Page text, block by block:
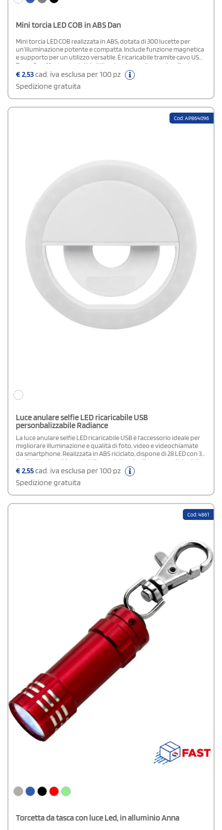
Mini torcia LED COB in ABS Dan
Mini torcia LED COB realizzata in ABS, dotata di 300 lucette per
un’illuminazione potente e compatta. Include funzione magnetica
e supporto per un utilizzo versatile. È ricaricabile tramite cavo USB
Type-C e offre tre modalità di illuminazione: alta, media e flash.
Viene confezionata singolarmente in un sacchetto di carta
€2,53cad. iva esclusa per 100 pz
Spedizione gratuita
Cod: AP864096
Luce anulare selfie LED ricaricabile USB
personbalizzabile Radiance
La luce anulare selfie LED ricaricabile USB è l’accessorio ideale per
migliorare illuminazione e qualità di foto, video e videochiamate
da smartphone. Realizzata in ABS riciclato, dispone di 28 LED con 3
livelli di luminosità regolabili per adattarsi a diverse condizioni di
luce. La batteria ricaricabile integrata da 150 mAh garantisce
praticità e utilizzo senza fili, mentre il cavo di ricarica USB incluso
permette una ricarica semplice e veloce. Compatta e leggera, è
perfetta per social media, streaming e utilizzo quotidiano.
€2,55cad. iva esclusa per 100 pz
Spedizione gratuita
Cod: 4861
Torcetta da tasca con luce Led, in alluminio Anna